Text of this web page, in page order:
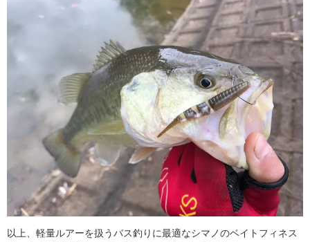
以上、軽量ルアーを扱うバス釣りに最適なシマノのベイトフィネス